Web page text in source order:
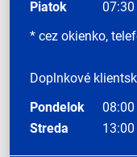
Piatok
07:30
* cez okienko,
Doplnkové
Pondelok
08:00
Streda
13:00